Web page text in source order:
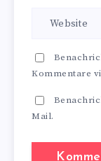
Kommentare
Mail.